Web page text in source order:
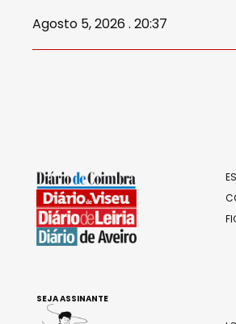
Agosto 5, 2026 . 20:37
SEJA ASSINANTE